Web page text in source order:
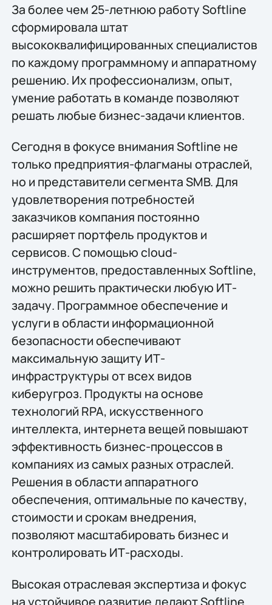
За более чем 25-летнюю работу Softline
сформировала штат
высококвалифицированных специалистов
по каждому программному и аппаратному
решению. Их профессионализм, опыт,
умение работать в команде позволяют
решать любые бизнес-задачи клиентов.
Сегодня в фокусе внимания Softline не
только предприятия-флагманы отраслей,
но и представители сегмента SMB. Для
удовлетворения потребностей
заказчиков компания постоянно
расширяет портфель продуктов и
сервисов. С помощью cloud-
инструментов, предоставленных Softline,
можно решить практически любую ИТ-
задачу. Программное обеспечение и
услуги в области информационной
безопасности обеспечивают
максимальную защиту ИТ-
инфраструктуры от всех видов
киберугроз. Продукты на основе
технологий RPA, искусственного
интеллекта, интернета вещей повышают
эффективность бизнес-процессов в
компаниях из самых разных отраслей.
Решения в области аппаратного
обеспечения, оптимальные по качеству,
стоимости и срокам внедрения,
позволяют масштабировать бизнес и
контролировать ИТ-расходы.
Высокая отраслевая экспертиза и фокус
на устойчивое развитие делают Softline